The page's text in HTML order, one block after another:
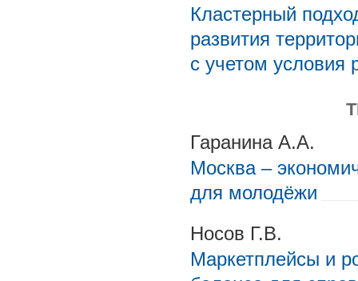
Кластерный
развития
с учетом условия
Гаранина А.А.
Москва –
для молодёжи
Носов Г.В.
Маркетплейсы и